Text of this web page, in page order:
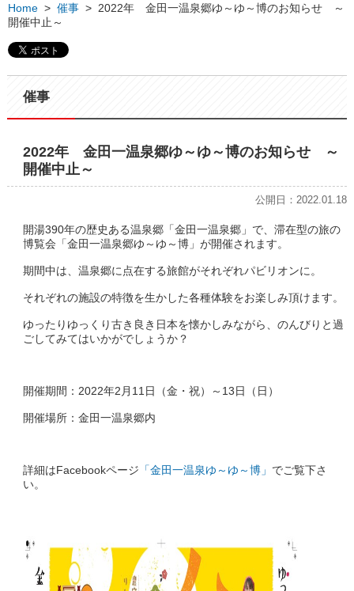
Home > 催事 > 2022年 金田一温泉郷ゆ～ゆ～博のお知らせ ～
開催中止～
催事
2022年 金田一温泉郷ゆ～ゆ～博のお知らせ ～
開催中止～
公開日：2022.01.18
開湯390年の歴史ある温泉郷「金田一温泉郷」で、滞在型の旅の
博覧会「金田一温泉郷ゆ～ゆ～博」が開催されます。
期間中は、温泉郷に点在する旅館がそれぞれパビリオンに。
それぞれの施設の特徴を生かした各種体験をお楽しみ頂けます。
ゆったりゆっくり古き良き日本を懐かしみながら、のんびりと過
ごしてみてはいかがでしょうか？
開催期間：2022年2月11日（金・祝）～13日（日）
開催場所：金田一温泉郷内
詳細はFacebookページ 「金田一温泉ゆ～ゆ～博」 でご覧下さ
い。